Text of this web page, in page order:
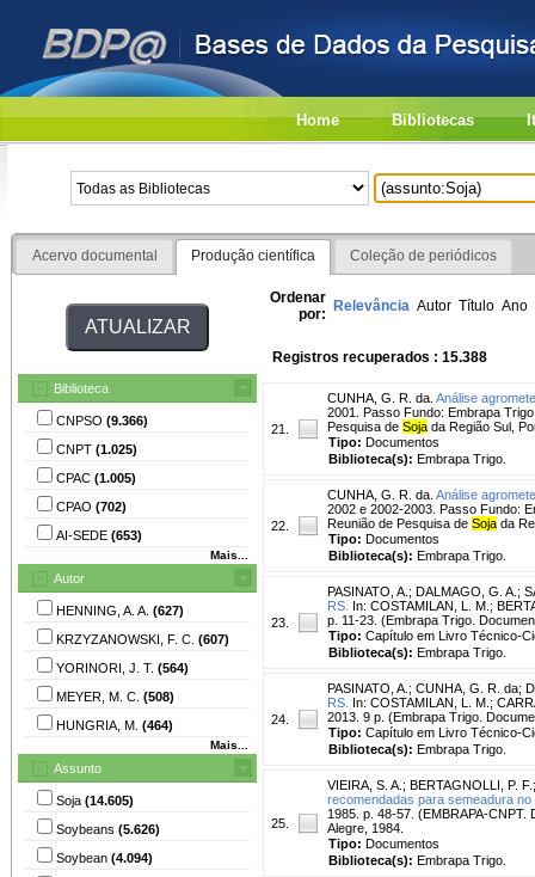
Home Bibliotecas
Acervo documental Produção científica Coleção de periódicos
Biblioteca
CNPSO (9.366)
CNPT (1.025)
CPAC (1.005)
CPAO (702)
AI-SEDE (653)
Mais...
Autor
HENNING, A. A. (627)
KRZYZANOWSKI, F. C. (607)
YORINORI, J. T. (564)
MEYER, M. C. (508)
HUNGRIA, M. (464)
Mais...
Assunto
Soja (14.605)
Soybeans (5.626)
Soybean (4.094)
Ordenar
por: Relevância Autor Título Ano
Registros recuperados : 15.388
21.
CUNHA, G. R. da. Análise
2001. Passo Fundo: Embrapa
Pesquisa de Soja da Região Sul,
Tipo: Documentos
Biblioteca(s): Embrapa Trigo.
22.
CUNHA, G. R. da. Análise
2002 e 2002-2003. Passo Fundo:
Reunião de Pesquisa de Soja da
Tipo: Documentos
Biblioteca(s): Embrapa Trigo.
23.
PASINATO, A. ; DALMAGO, G. A. ;
RS. In: COSTAMILAN, L. M.;
p. 11-23. (Embrapa Trigo.
Tipo: Capítulo em Livro Técnico-
Biblioteca(s): Embrapa Trigo.
24.
PASINATO, A. ; CUNHA, G. R. da;
RS. In: COSTAMILAN, L. M.;
2013. 9 p. (Embrapa Trigo.
Tipo: Capítulo em Livro Técnico-
Biblioteca(s): Embrapa Trigo.
25.
VIEIRA, S. A. ; BERTAGNOLLI, P. F.
recomendadas para semeadura no
1985. p. 48-57. (EMBRAPA-
Alegre, 1984.
Tipo: Documentos
Biblioteca(s): Embrapa Trigo.